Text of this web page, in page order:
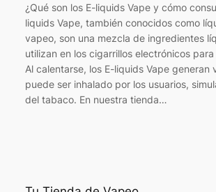
¿Qué son los E-liquids Vape y cómo
liquids Vape, también conocidos como
vapeo, son una mezcla de ingredientes
utilizan en los cigarrillos electrónicos
Al calentarse, los E-liquids Vape generan
puede ser inhalado por los usuarios,
del tabaco. En nuestra tienda…